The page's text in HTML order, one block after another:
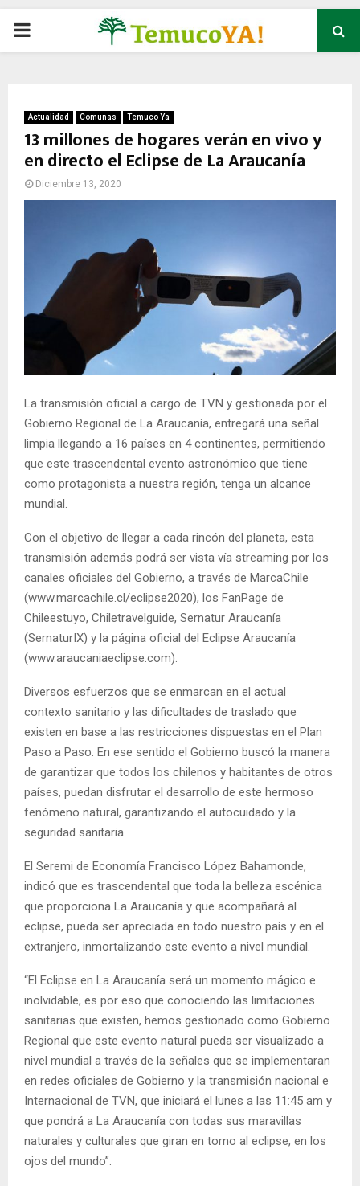
P
M
A
E
N
U
Actualidad Comunas Temuco Ya
13 millones de hogares verán en vivo y
en directo el Eclipse de La Araucanía
Diciembre 13, 2020
La transmisión oficial a cargo de TVN y gestionada por el
Gobierno Regional de La Araucanía, entregará una señal
limpia llegando a 16 países en 4 continentes, permitiendo
que este trascendental evento astronómico que tiene
como protagonista a nuestra región, tenga un alcance
mundial.
Con el objetivo de llegar a cada rincón del planeta, esta
transmisión además podrá ser vista vía streaming por los
canales oficiales del Gobierno, a través de MarcaChile
(www.marcachile.cl/eclipse2020), los FanPage de
Chileestuyo, Chiletravelguide, Sernatur Araucanía
(SernaturIX) y la página oficial del Eclipse Araucanía
(www.araucaniaeclipse.com).
Diversos esfuerzos que se enmarcan en el actual
contexto sanitario y las dificultades de traslado que
existen en base a las restricciones dispuestas en el Plan
Paso a Paso. En ese sentido el Gobierno buscó la manera
de garantizar que todos los chilenos y habitantes de otros
países, puedan disfrutar el desarrollo de este hermoso
fenómeno natural, garantizando el autocuidado y la
seguridad sanitaria.
El Seremi de Economía Francisco López Bahamonde,
indicó que es trascendental que toda la belleza escénica
que proporciona La Araucanía y que acompañará al
eclipse, pueda ser apreciada en todo nuestro país y en el
extranjero, inmortalizando este evento a nivel mundial.
“El Eclipse en La Araucanía será un momento mágico e
inolvidable, es por eso que conociendo las limitaciones
sanitarias que existen, hemos gestionado como Gobierno
Regional que este evento natural pueda ser visualizado a
nivel mundial a través de la señales que se implementaran
en redes oficiales de Gobierno y la transmisión nacional e
Internacional de TVN, que iniciará el lunes a las 11:45 am y
que pondrá a La Araucanía con todas sus maravillas
naturales y culturales que giran en torno al eclipse, en los
ojos del mundo”.